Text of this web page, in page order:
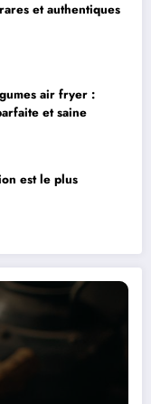
et authentiques
air fryer :
et saine
est le plus